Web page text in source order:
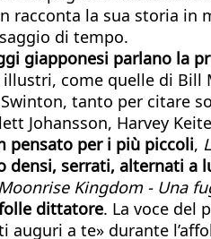
racconta la sua storia in
di tempo.
giapponesi parlano la
come quelle di Bill
Swinton, tanto per citare
Johansson, Harvey
pensato per i più piccoli,
densi, serrati, alternati a
Kingdom - Una
dittatore. La voce del
auguri a te» durante